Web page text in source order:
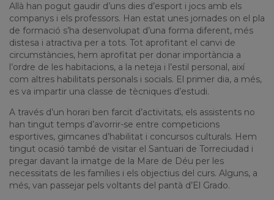
Allà han pogut gaudir d’uns dies d’esport i jocs amb els
companys i els professors. Han estat unes jornades on el pla
de formació s’ha desenvolupat d’una forma diferent, més
distesa i atractiva per a tots. Tot aprofitant el canvi de
circumstàncies, hem aprofitat per donar importància a
l’ordre de les habitacions, a la neteja i l’estil personal, així
com altres habilitats personals i socials. El primer dia, a més,
es va impartir una classe de tècniques d’estudi.
A través d’un horari ben farcit d’activitats, els assistents no
han tingut temps d’avorrir-se entre competicions
esportives, gimcanes d’habilitat i concursos culturals. Hem
tingut ocasió també de visitar el Santuari de Torreciudad i
pregar davant la imatge de la Mare de Déu per les
necessitats de les famílies i els objectius del curs. Alguns, a
més, van passejar pels voltants del pantà d’El Grado.